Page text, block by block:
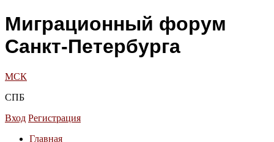
Миграционный форум
Санкт-Петербурга
МСК
СПБ
Вход Регистрация
Главная